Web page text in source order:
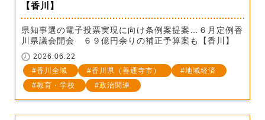
【香川】
県知事選の電子投票実現に向け条例案提案…６月定例香
川県議会開会 ６９億円余りの補正予算案も【香川】
2026.06.22
香川全域
香川県（善通寺市）
地域経済
教育・学校
政治関連